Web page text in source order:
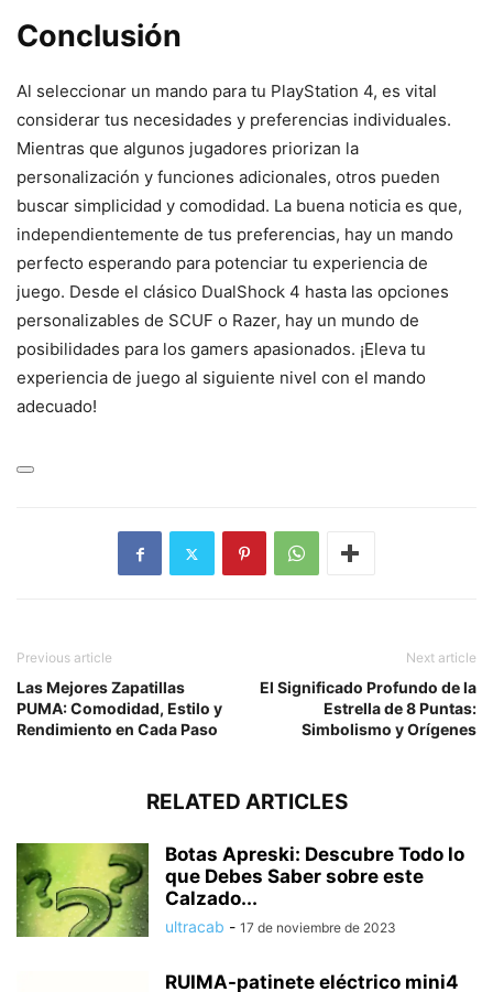
Conclusión
Al seleccionar un mando para tu PlayStation 4, es vital
considerar tus necesidades y preferencias individuales.
Mientras que algunos jugadores priorizan la
personalización y funciones adicionales, otros pueden
buscar simplicidad y comodidad. La buena noticia es que,
independientemente de tus preferencias, hay un mando
perfecto esperando para potenciar tu experiencia de
juego. Desde el clásico DualShock 4 hasta las opciones
personalizables de SCUF o Razer, hay un mundo de
posibilidades para los gamers apasionados. ¡Eleva tu
experiencia de juego al siguiente nivel con el mando
adecuado!
Previous article
Las Mejores Zapatillas
PUMA: Comodidad, Estilo y
Rendimiento en Cada Paso
Next article
El Significado Profundo de la
Estrella de 8 Puntas:
Simbolismo y Orígenes
RELATED ARTICLES
Botas Apreski: Descubre Todo lo
que Debes Saber sobre este
Calzado...
ultracab - 17 de noviembre de 2023
RUIMA-patinete eléctrico mini4